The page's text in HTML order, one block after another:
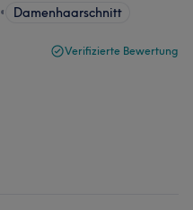
• Damenhaarschnitt
Verifizierte Bewertung